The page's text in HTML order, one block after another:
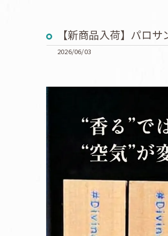
【新商品入荷】パロ
2026/06/03